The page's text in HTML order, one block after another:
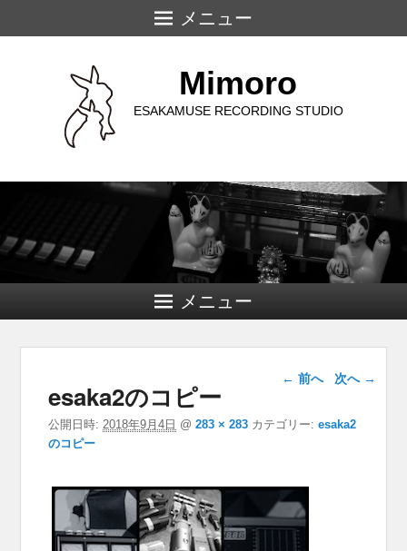
メニュー
Mimoro
ESAKAMUSE RECORDING STUDIO
メニュー
画像ナビゲー
ション
← 前へ 次へ →
esaka2のコピー
公開日時: 2018年9月4日 @283 × 283 カテゴリー:esaka2
のコピー